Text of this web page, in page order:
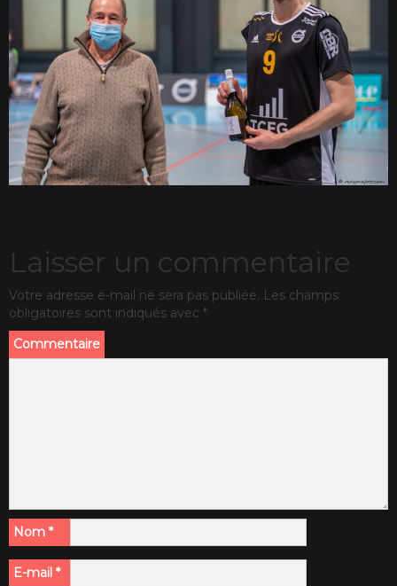
Laisser un commentaire
Votre adresse e-mail ne sera pas publiée. Les champs
obligatoires sont indiqués avec *
Commentaire
Nom *
E-mail *